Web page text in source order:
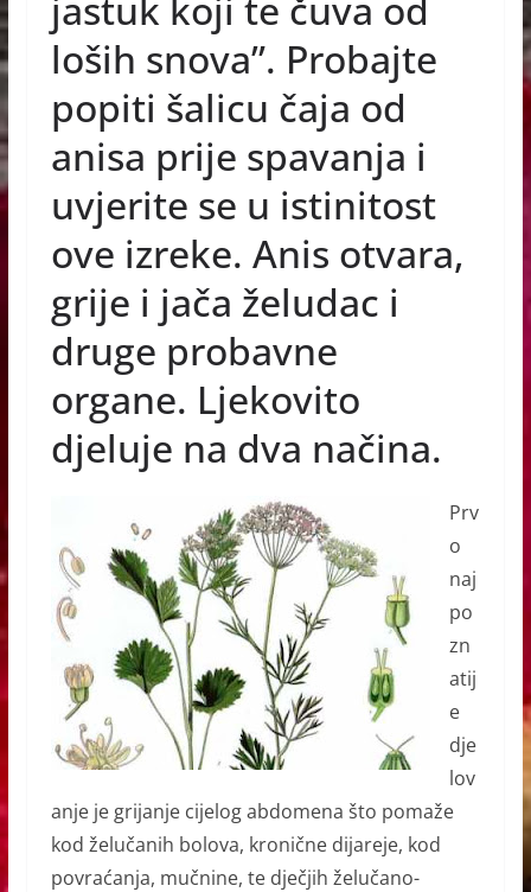
o
o
k
g
er
p
p
loših snova”. Probajte
popiti šalicu čaja od
anisa prije spavanja i
uvjerite se u istinitost
ove izreke. Anis otvara,
grije i jača želudac i
druge probavne
organe. Ljekovito
djeluje na dva načina.
Prv
o
naj
po
zn
atij
e
dje
lov
anje je grijanje cijelog abdomena što pomaže
kod želučanih bolova, kronične dijareje, kod
povraćanja, mučnine, te dječjih želučano-